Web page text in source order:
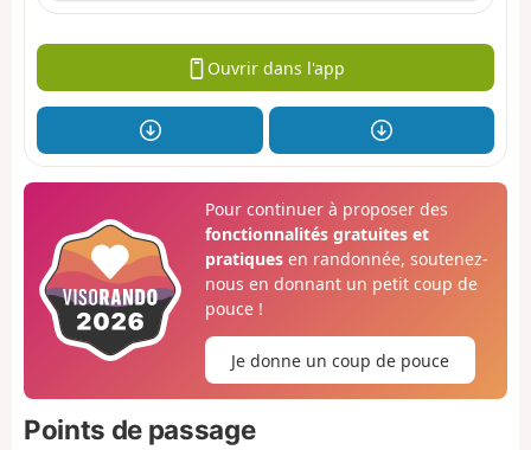
Ouvrir dans l'app
Pour continuer à proposer des
fonctionnalités gratuites et
pratiquesen randonnée, soutenez-
nous en donnant un petit coup de
pouce !
Je donne un coup de pouce
Points de passage